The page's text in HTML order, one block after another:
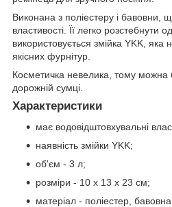
Виконана з поліестеру і бавовни,
властивості. Її легко розстебнути
використовується змійка YKK,
якісних фурнітур.
Косметичка невелика, тому можна
дорожній сумці.
Характеристики
має водовідштовхувальні
наявність змійки YKK;
об'єм - 3 л;
розміри - 10 x 13 x 23 см;
матеріал - поліестер,